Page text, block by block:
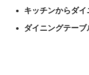
キッチンからダ
ダイニングテー